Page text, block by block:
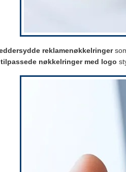
reklamenøkkelringer
tilpassede nøkkelringer med logo